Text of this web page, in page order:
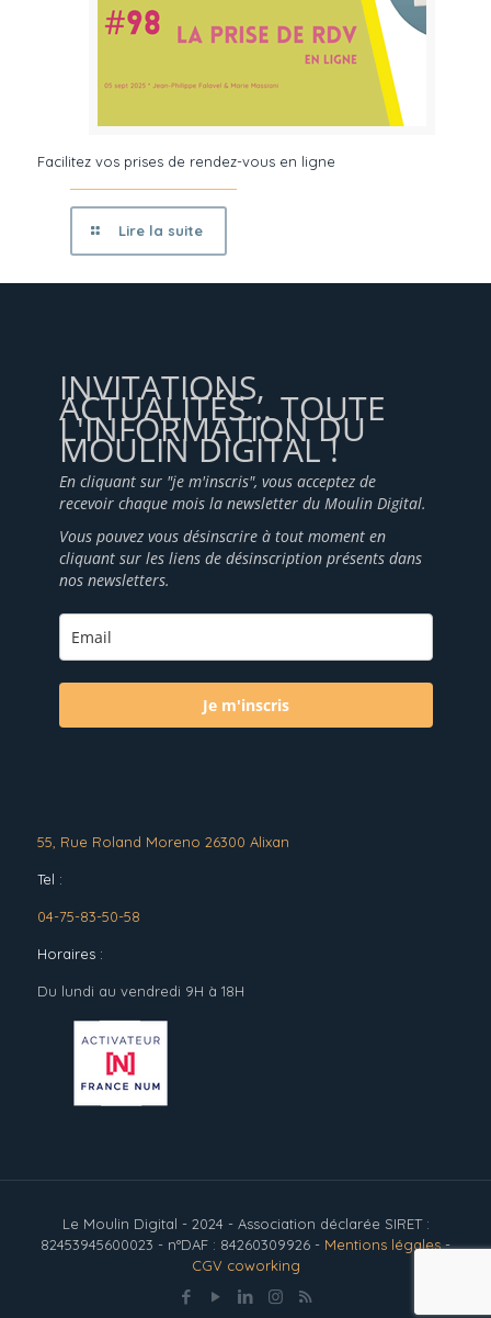
Facilitez vos prises de rendez-vous en ligne
Lire la suite
INVITATIONS,
ACTUALITÉS... TOUTE
L'INFORMATION DU
MOULIN DIGITAL !
En cliquant sur "je m'inscris", vous acceptez de
recevoir chaque mois la newsletter du Moulin Digital.
Vous pouvez vous désinscrire à tout moment en
cliquant sur les liens de désinscription présents dans
nos newsletters.
Je m'inscris
55, Rue Roland Moreno 26300 Alixan
Tel :
04-75-83-50-58
Horaires :
Du lundi au vendredi 9H à 18H
Le Moulin Digital - 2024 - Association déclarée SIRET :
82453945600023 - n°DAF : 84260309926 - Mentions légales-
CGV coworking